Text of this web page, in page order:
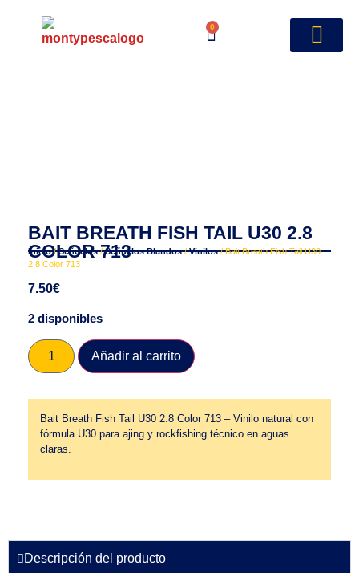
0
BAIT BREATH FISH TAIL U30 2.8
COLOR 713
Inicio/Señuelos/Señuelos Blandos/Vinilos/ Bait Breath Fish Tail U30
2.8 Color 713
7.50€
2 disponibles
Añadir al carrito
Bait Breath Fish Tail U30 2.8 Color 713 – Vinilo natural con
fórmula U30 para ajing y rockfishing técnico en aguas
claras.
Descripción del producto